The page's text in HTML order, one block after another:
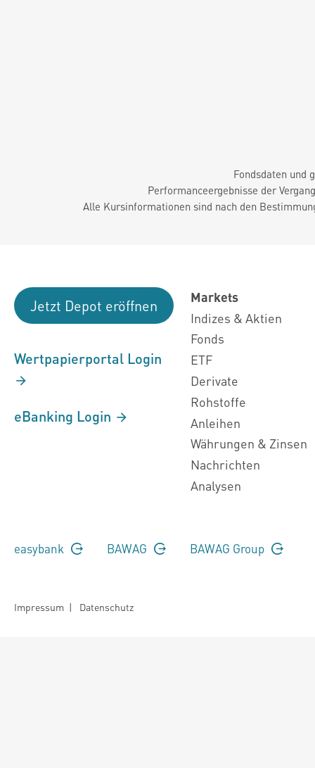
Fondsdaten und
Performanceergebnisse der
Alle Kursinformationen sind nach den
Jetzt Depot eröffnen
Wertpapierportal Login
eBanking Login
Markets
Indizes & Aktien
Fonds
ETF
Derivate
Rohstoffe
Anleihen
Währungen & Zinsen
Nachrichten
Analysen
easybank BAWAG BAWAG Group
Impressum | Datenschutz